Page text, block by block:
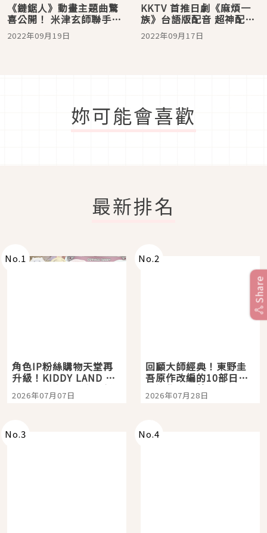
《鏈鋸人》動畫主題曲驚
喜公開！ 米津玄師聯手
King Gnu打造OP〈KICK
BACK〉 、ED 12歌手豪華
2022年09月19日
KKTV 首推日劇《麻煩一
族》台語版配音 超神配音
獲讚無違和 網友直呼「用
台語吵架太嗨了！」
2022年09月17日
妳可能會喜歡
最新排名
No.1
角色IP粉絲購物天堂再
升級！KIDDY LAND 原
宿店吉伊卡哇迎客，新
開幕 OMOKADO 店3分
2026年07月07日
No.2
回顧大師經典！東野圭
吾原作改編的10部日本
影視作品推薦
2026年07月28日
No.3 No.4
Share